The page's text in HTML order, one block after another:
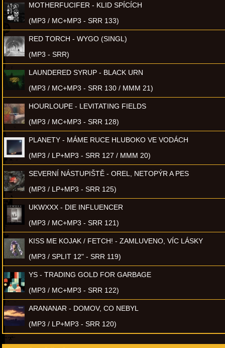
MOTHERFUCIFER - KLID SPÍCÍCH
(MP3 / MC+MP3 - SRR 133)
RED TORCH - WYGO (SINGL)
(MP3 - SRR)
LAUNDERED SYRUP - BLACK URN
(MP3 / MC+MP3 - SRR 130 / MMM 21)
HOURLOUPE - LEVITATING FIELDS
(MP3 / MC+MP3 - SRR 128)
PLANETY - MÁME RUCE HLUBOKO VE VODÁCH
(MP3 / LP+MP3 - SRR 127 / MMM 20)
SEVERNÍ NÁSTUPIŠTĚ - OREL, NETOPÝR A PES
(MP3 / LP+MP3 - SRR 125)
UKWXXX - DIE INFLUENCER
(MP3 / MC+MP3 - SRR 121)
KISS ME KOJAK / FETCH! - ZAMLUVENO, VÍC LÁSKY
(MP3 / SPLIT 12" - SRR 119)
YS - TRADING GOLD FOR GARBAGE
(MP3 / MC+MP3 - SRR 122)
ARANANAR - DOMOV, CO NEBYL
(MP3 / LP+MP3 - SRR 120)